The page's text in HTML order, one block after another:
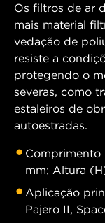
Os filtros de ar
mais material
vedação de
resiste a
protegendo o
severas, como
estaleiros de
autoestradas.
mm; Altura
Aplicação
Pajero II,